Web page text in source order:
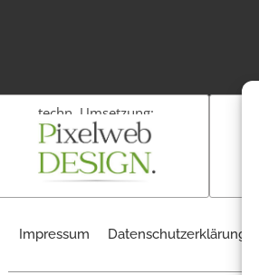
techn. Umsetzung:
Impressum Datenschutzerklärung